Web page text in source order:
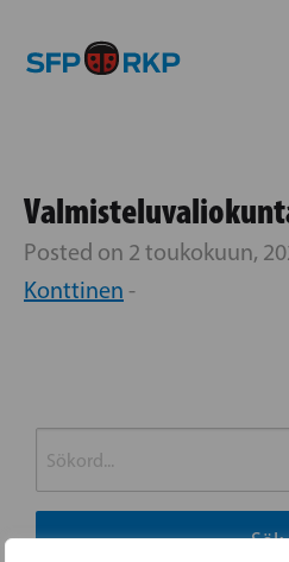
Posted on 2 toukokuun,
Konttinen -